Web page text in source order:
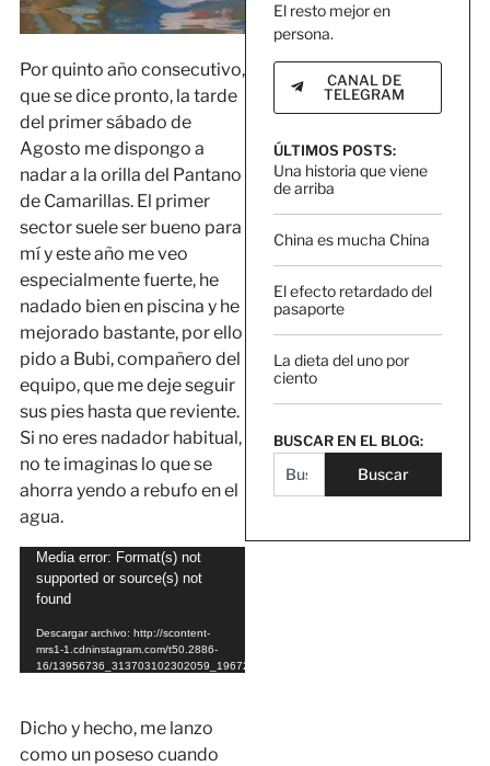
Por quinto año consecutivo,
que se dice pronto, la tarde
del primer sábado de
Agosto me dispongo a
nadar a la orilla del Pantano
de Camarillas. El primer
sector suele ser bueno para
mí y este año me veo
especialmente fuerte, he
nadado bien en piscina y he
mejorado bastante, por ello
pido a Bubi, compañero del
equipo, que me deje seguir
sus pies hasta que reviente.
Si no eres nadador habitual,
no te imaginas lo que se
ahorra yendo a rebufo en el
agua.
Reproductor
de
vídeo
Media error: Format(s) not
supported or source(s) not
found
Descargar archivo: http://scontent-
mrs1-1.cdninstagram.com/t50.2886-
16/13956736_313703102302059_1967204057_n.mp4?
Dicho y hecho, me lanzo
como un poseso cuando
El resto mejor en
persona.
CANAL DE
TELEGRAM
ÚLTIMOS POSTS:
Una historia que viene
de arriba
China es mucha China
El efecto retardado del
pasaporte
La dieta del uno por
ciento
BUSCAR EN EL BLOG:
Buscar